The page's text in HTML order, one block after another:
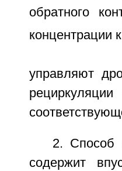
обратного
концентрации
управляют
2. Способ
содержит